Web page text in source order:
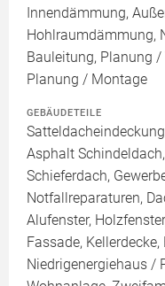
Innendämmung,
Hohlraumdämmung,
Bauleitung, Planung
Planung / Montage
GEBÄUDETEILE
Asphalt
Schieferdach,
Notfallreparaturen,
Alufenster,
Fassade,
Niedrigenergiehaus /